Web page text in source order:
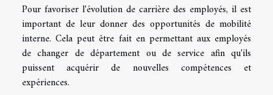
Pour favoriser l'évolution de carrière des employés, il est
important de leur donner des opportunités de mobilité
interne. Cela peut être fait en permettant aux employés
de changer de département ou de service afin qu'ils
puissent acquérir de nouvelles compétences et
expériences.